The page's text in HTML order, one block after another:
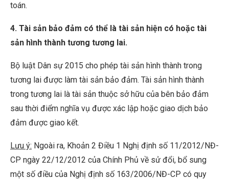
toán.
4. Tài sản bảo đảm có thể là tài sản hiện có hoặc tài
sản hình thành tương tương lai.
Bộ luật Dân sự 2015 cho phép tài sản hình thành trong
tương lai được làm tài sản bảo đảm. Tài sản hình thành
trong tương lai là tài sản thuộc sở hữu của bên bảo đảm
sau thời điểm nghĩa vụ được xác lập hoặc giao dịch bảo
đảm được giao kết.
Lưu ý: Ngoài ra, Khoản 2 Điều 1 Nghị định số 11/2012/NĐ-
CP ngày 22/12/2012 của Chính Phủ về sử đổi, bổ sung
một số điều của Nghị định số 163/2006/NĐ-CP có quy